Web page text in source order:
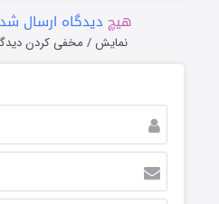
هیچ دیدگاه ارسال
نمایش / مخفی کردن